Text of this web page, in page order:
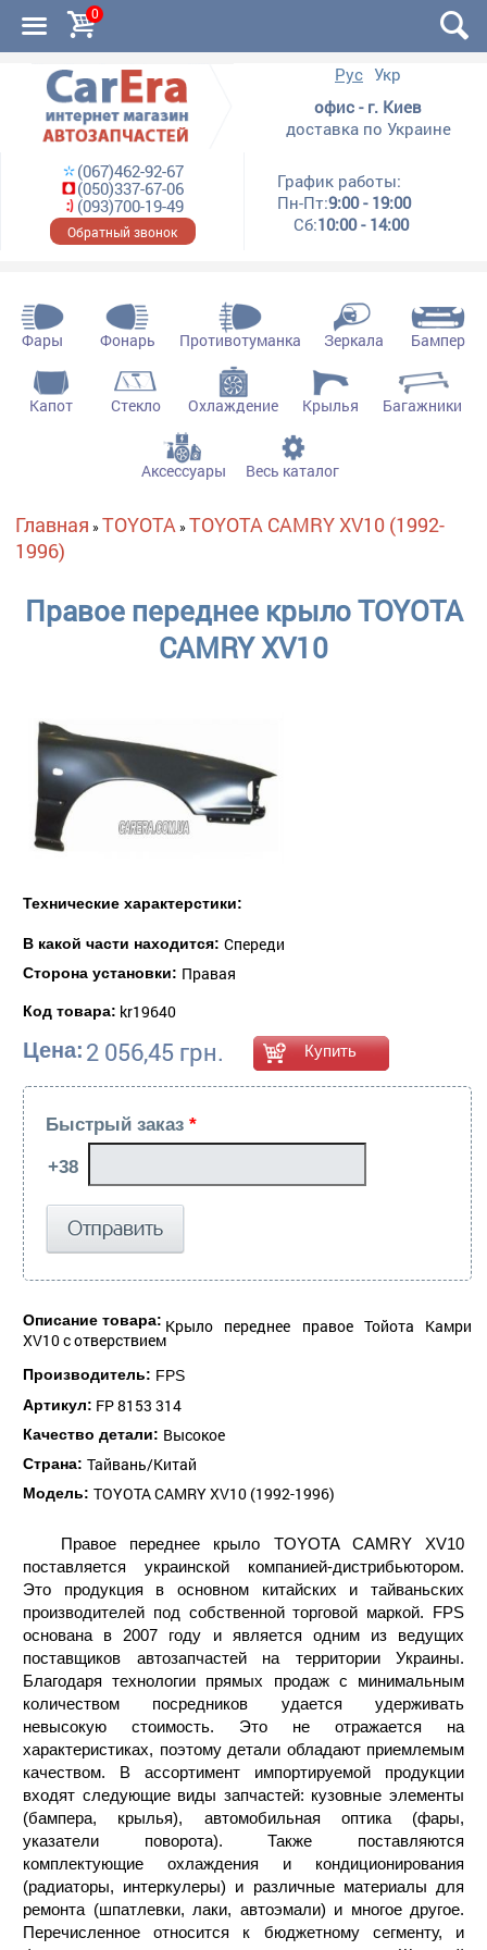
0
Рус Укр
офис - г. Киев
доставка по Украине
(067)462-92-67
(050)337-67-06
(093)700-19-49
Обратный звонок
График работы:
Пн-Пт:9:00 - 19:00
Сб:10:00 - 14:00
Фары Фонарь Противотуманка Зеркала Бампер
Капот Стекло Охлаждение Крылья Багажники
Аксессуары Весь каталог
Вы здесь
Главная »TOYOTA»TOYOTA CAMRY XV10 (1992-
1996)
Правое переднее крыло TOYOTA
CAMRY XV10
Технические характерстики:
В какой части находится: Спереди
Сторона установки: Правая
Код товара: kr19640
Цена: 2 056,45 грн.
Быстрый заказ *
Описание товара: Крыло переднее правое Тойота Камри
XV10 с отверствием
Производитель: FPS
Артикул: FP 8153 314
Качество детали: Высокое
Страна: Тайвань/Китай
Модель: TOYOTA CAMRY XV10 (1992-1996)
Правое переднее крыло TOYOTA CAMRY XV10
поставляется украинской компанией-дистрибьютором.
Это продукция в основном китайских и тайваньских
производителей под собственной торговой маркой. FPS
основана в 2007 году и является одним из ведущих
поставщиков автозапчастей на территории Украины.
Благодаря технологии прямых продаж с минимальным
количеством посредников удается удерживать
невысокую стоимость. Это не отражается на
характеристиках, поэтому детали обладают приемлемым
качеством. В ассортимент импортируемой продукции
входят следующие виды запчастей: кузовные элементы
(бампера, крылья), автомобильная оптика (фары,
указатели поворота). Также поставляются
комплектующие охлаждения и кондиционирования
(радиаторы, интеркулеры) и различные материалы для
ремонта (шпатлевки, лаки, автоэмали) и многое другое.
Перечисленное относится к бюджетному сегменту, и